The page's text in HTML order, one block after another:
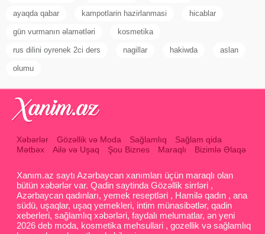
ayaqda qabar kampotlarin hazirlanmasi hicablar
gün vurmanın əlamətləri kosmetika
rus dilini oyrenek 2ci ders nagillar hakiwda aslan
olumu
Xəbərlər Gözəllik və Moda Sağlamlıq
Sağlam qida
Mətbəx
Ailə və Uşaq Şou Biznes Maraqlı Bizimlə Əlaqə
Xanım.az saytı Azərbaycan xanımları üçün maraqlı olan
bütün xəbərlər var. Qadin saytinda Gözəllik sirrləri ,
Azərbaycan qadınları, yemek reseptləri , Hamilə qadın , ana
südü, uşaqlar, uşaq yemekleri, intim münasibətlər, qadin
xeberleri, sağlamlıq xəbərləri, faydalı melumatlar, ən yeni
2026 deb moda, kosmetika mehsullari , gozellik və sağlamlıq